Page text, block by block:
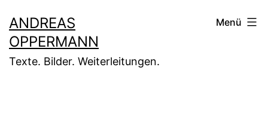
Inhalt
springen
ANDREAS
OPPERMANN
Texte. Bilder. Weiterleitungen.
Menü